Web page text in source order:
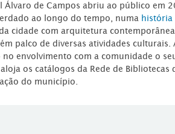
Álvaro de Campos abriu ao público em
ao longo do tempo, numa história
cidade com arquitetura
palco de diversas atividades
envolvimento com a comunidade o
os catálogos da Rede de
do município.